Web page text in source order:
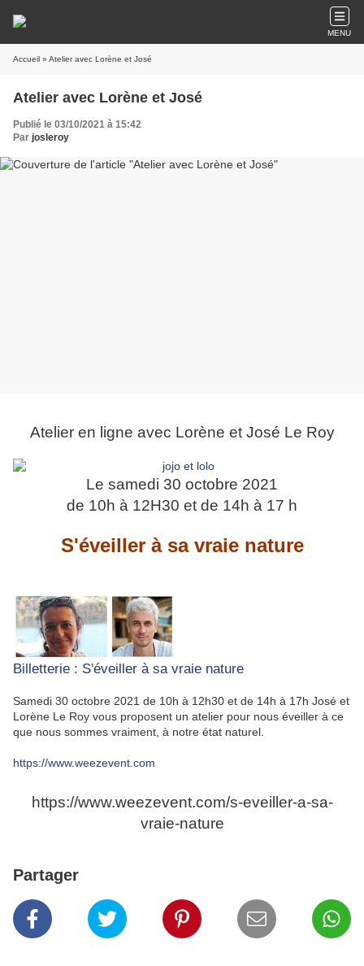
MENU
Accueil » Atelier avec Lorène et José
Atelier avec Lorène et José
Publié le 03/10/2021 à 15:42
Par josleroy
Atelier en ligne avec Lorène et José Le Roy
Le samedi 30 octobre 2021
de 10h à 12H30 et de 14h à 17 h
S'éveiller à sa vraie nature
Billetterie : S'éveiller à sa vraie nature
Samedi 30 octobre 2021 de 10h à 12h30 et de 14h à 17h José et
Lorène Le Roy vous proposent un atelier pour nous éveiller à ce
que nous sommes vraiment, à notre état naturel.
https://www.weezevent.com
https://www.weezevent.com/s-eveiller-a-sa-
vraie-nature
Partager